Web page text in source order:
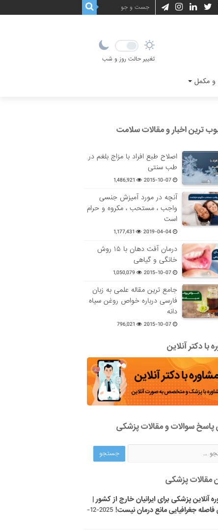
تغییر حالت روز و شب
مکمل
ترین اخبار و مقالات سلامت
اصلاح طبع افراد با مزاج بلغم در
طب سنتی
2015-10-07
1,486,921
آنچه در مورد آمیزش جنسی
واجب ، مستحب ، مکروه و حرام
است
2019-04-04
1,177,431
درمان آفت دهان با ۱۵ روش
خانگی و گیاهی
2015-10-07
1,050,079
جامع ترین مقاله علمی به زبان
فارسی درباره خواص روغن سیاه
دانه
2015-10-07
796,021
با دکتر آنلاین
پاسخ سوالات و مقالات پزشکی
مقالات پزشکی
آنلاین پزشکی برای ایرانیان خارج از کشور |
فاصله جغرافیایی مانع درمان نیست!
2025-12-